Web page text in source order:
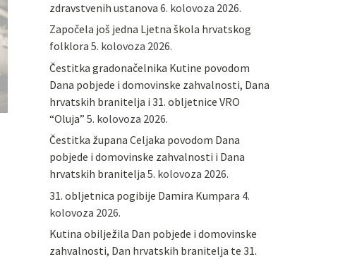
zdravstvenih ustanova 6. kolovoza 2026.
Započela još jedna Ljetna škola hrvatskog
folklora 5. kolovoza 2026.
Čestitka gradonačelnika Kutine povodom
Dana pobjede i domovinske zahvalnosti, Dana
hrvatskih branitelja i 31. obljetnice VRO
“Oluja” 5. kolovoza 2026.
Čestitka župana Celjaka povodom Dana
pobjede i domovinske zahvalnosti i Dana
hrvatskih branitelja 5. kolovoza 2026.
31. obljetnica pogibije Damira Kumpara 4.
kolovoza 2026.
Kutina obilježila Dan pobjede i domovinske
zahvalnosti, Dan hrvatskih branitelja te 31.